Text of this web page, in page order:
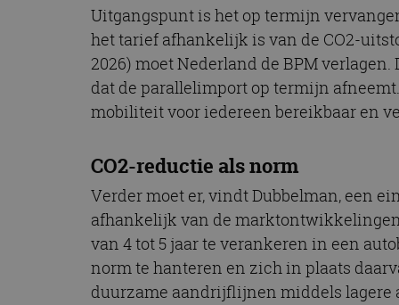
Uitgangspunt is het op termijn
het tarief afhankelijk is van de CO2-
2026) moet Nederland de BPM
dat de parallelimport op termijn
mobiliteit voor iedereen bereikbaar en
CO2-reductie als norm
Verder moet er, vindt Dubbelman, een
afhankelijk van de marktontwikkelingen
van 4 tot 5 jaar te verankeren in een
norm te hanteren en zich in plaats
duurzame aandrijflijnen middels lagere
Naam
_ga
Naam
Domein
_fbp
Meta
Inc.
.autorai.nl
_gcl_au
Google
omx_consent